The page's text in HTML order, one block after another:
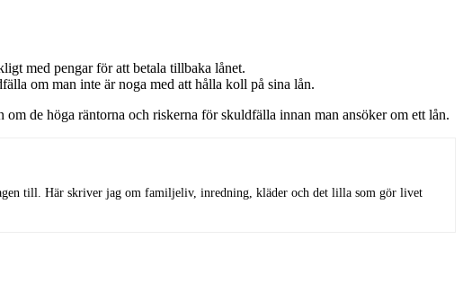
med pengar för att betala tillbaka lånet.
om man inte är noga med att hålla koll på sina lån.
de höga räntorna och riskerna för skuldfälla innan man ansöker om ett lån.
till. Här skriver jag om familjeliv, inredning, kläder och det lilla som gör livet